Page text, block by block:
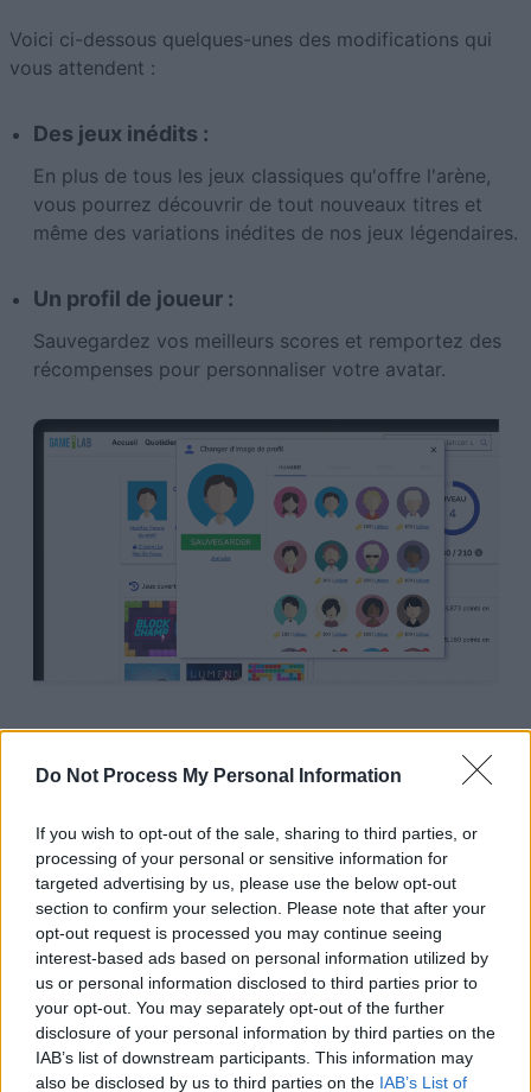
Do Not Process My Personal Information
If you wish to opt-out of the sale, sharing to third parties, or
processing of your personal or sensitive information for
targeted advertising by us, please use the below opt-out
section to confirm your selection. Please note that after your
opt-out request is processed you may continue seeing
interest-based ads based on personal information utilized by
us or personal information disclosed to third parties prior to
your opt-out. You may separately opt-out of the further
disclosure of your personal information by third parties on the
IAB’s list of downstream participants. This information may
also be disclosed by us to third parties on the IAB’s List of
Voici ci-dessous quelques-unes des modifications qui
vous attendent :
Des jeux inédits :
En plus de tous les jeux classiques qu'offre l'arène,
vous pourrez découvrir de tout nouveaux titres et
même des variations inédites de nos jeux légendaires.
Un profil de joueur :
Sauvegardez vos meilleurs scores et remportez des
récompenses pour personnaliser votre avatar.
La boutique :
pour obtenir des améliorations, des bonus et des
objets cosmétiques exclusifs pour votre avatar.
Un système de succès :
Dès 2019, testez vos compétences en tentant de
remporter des succès qui vous rapporteront des
récompenses et des badges exclusifs dans le jeu.